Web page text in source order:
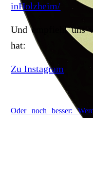
inHolzheim/
Und empfiehl uns
hat:
Zu Instagram
Oder noch besser: